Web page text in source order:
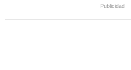
Publicidad